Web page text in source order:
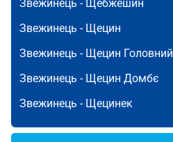
Звежинець - Щебжешин
Звежинець - Щецин
Звежинець - Щецин Головний
Звежинець - Щецин Домбє
Звежинець - Щецинек